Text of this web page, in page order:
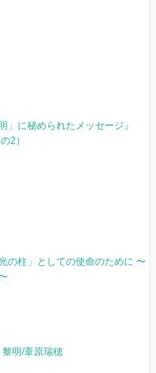
」に秘められたメッセージ』
2）
の柱」としての使命のために 〜
黎明/葦原瑞穂